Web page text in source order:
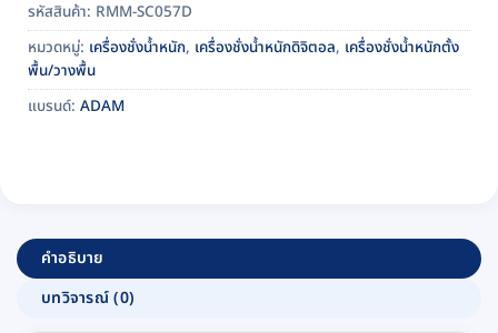
รหัสสินค้า: RMM-SC057D
หมวดหมู่: เครื่องชั่งน้ำหนัก, เครื่องชั่งน้ำหนักดิจิตอล, เครื่องชั่งน้ำหนักตั้ง
พื้น/วางพื้น
แบรนด์: ADAM
คำอธิบาย
บทวิจารณ์ (0)